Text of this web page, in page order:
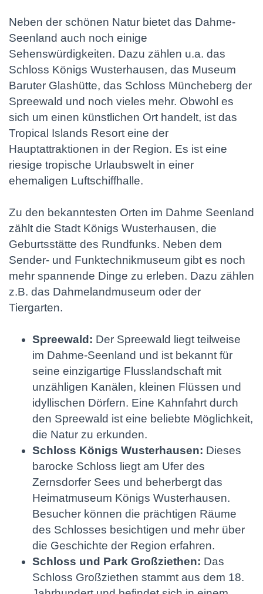
Neben der schönen Natur bietet das Dahme-
Seenland auch noch einige
Sehenswürdigkeiten. Dazu zählen u.a. das
Schloss Königs Wusterhausen, das Museum
Baruter Glashütte, das Schloss Müncheberg der
Spreewald und noch vieles mehr. Obwohl es
sich um einen künstlichen Ort handelt, ist das
Tropical Islands Resort eine der
Hauptattraktionen in der Region. Es ist eine
riesige tropische Urlaubswelt in einer
ehemaligen Luftschiffhalle.
Zu den bekanntesten Orten im Dahme Seenland
zählt die Stadt Königs Wusterhausen, die
Geburtsstätte des Rundfunks. Neben dem
Sender- und Funktechnikmuseum gibt es noch
mehr spannende Dinge zu erleben. Dazu zählen
z.B. das Dahmelandmuseum oder der
Tiergarten.
Spreewald: Der Spreewald liegt teilweise
im Dahme-Seenland und ist bekannt für
seine einzigartige Flusslandschaft mit
unzähligen Kanälen, kleinen Flüssen und
idyllischen Dörfern. Eine Kahnfahrt durch
den Spreewald ist eine beliebte Möglichkeit,
die Natur zu erkunden.
Schloss Königs Wusterhausen: Dieses
barocke Schloss liegt am Ufer des
Zernsdorfer Sees und beherbergt das
Heimatmuseum Königs Wusterhausen.
Besucher können die prächtigen Räume
des Schlosses besichtigen und mehr über
die Geschichte der Region erfahren.
Schloss und Park Großziethen: Das
Schloss Großziethen stammt aus dem 18.